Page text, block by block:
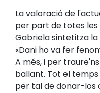
La valoració de
per part de totes les
Gabriela sintetitza
«Dani ho va fer
A més, i per
ballant. Tot el
per tal de donar-los